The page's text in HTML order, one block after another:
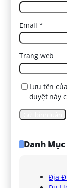
Email*
Trang web
Lưu tên
duyệt này
Danh Mục
Địa